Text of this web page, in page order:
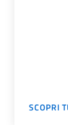
SCOPRI